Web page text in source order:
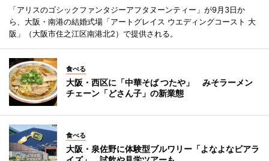
「アリスのゴシックファンタジーアフタヌーンティー」が9月3日か
ら、大阪・南港の結婚式場「アートグレイス ウエディングコースト 大
阪」（大阪市住之江区南港北2）で提供される。
食べる
大阪・西区に「中華そば つたや」 みそラーメン
チェーン「どさん子」の新業態
食べる
大阪・泉佐野に体験型ブルワリー「よなよなビアラ